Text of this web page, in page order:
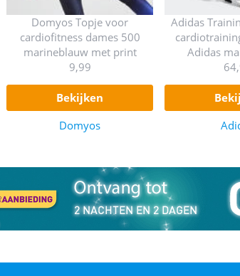
Domyos Topje voor
cardiofitness dames 500
marineblauw met print
9,99
bekijken
Domyos
Adidas
Adidas